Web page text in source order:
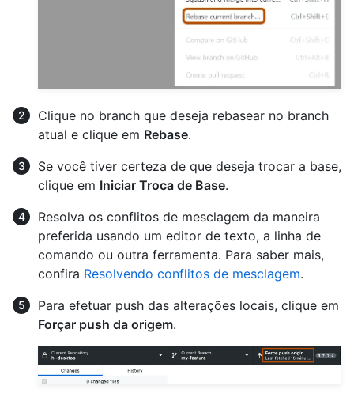
Clique no branch que deseja rebasear no branch
atual e clique em Rebase.
Se você tiver certeza de que deseja trocar a base,
clique em Iniciar Troca de Base.
Resolva os conflitos de mesclagem da maneira
preferida usando um editor de texto, a linha de
comando ou outra ferramenta. Para saber mais,
confira Resolvendo conflitos de mesclagem.
Para efetuar push das alterações locais, clique em
Forçar push da origem.